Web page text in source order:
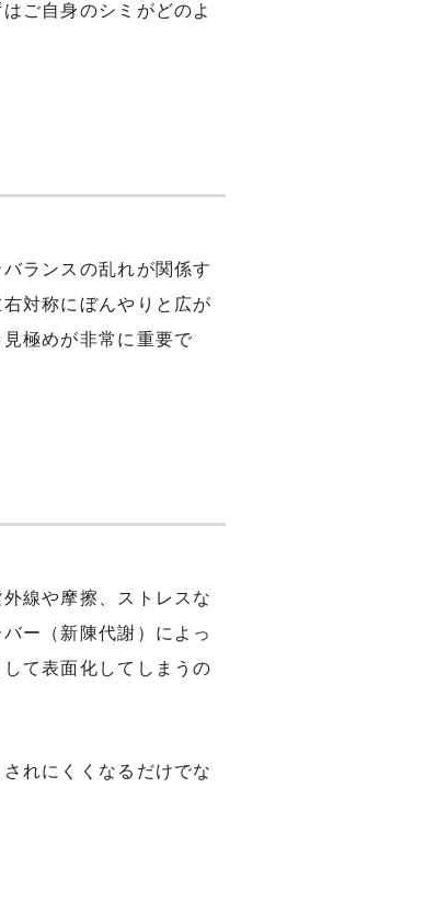
ご自身のシミがどのよ
ランスの乱れが関係す
対称にぼんやりと広が
極めが非常に重要で
線や摩擦、ストレスな
ー（新陳代謝）によっ
て表面化してしまうの
れにくくなるだけでな